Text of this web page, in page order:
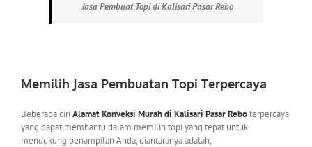
Jasa Pembuat Topi di Kalisari Pasar Rebo
Memilih Jasa Pembuatan Topi Terpercaya
Beberapa ciriAlamat Konveksi Murah di Kalisari Pasar Reboterpercaya
yang dapat membantu dalam memilih topi yang tepat untuk
mendukung penampilan Anda, diantaranya adalah;